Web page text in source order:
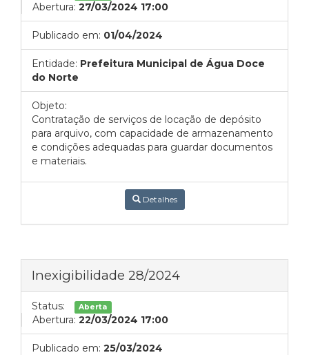
Abertura: 27/03/2024 17:00
Publicado em: 01/04/2024
Entidade: Prefeitura Municipal de Água Doce
do Norte
Objeto:
Contratação de serviços de locação de depósito
para arquivo, com capacidade de armazenamento
e condições adequadas para guardar documentos
e materiais.
Detalhes
Inexigibilidade 28/2024
Status: Aberta
Abertura: 22/03/2024 17:00
Publicado em: 25/03/2024